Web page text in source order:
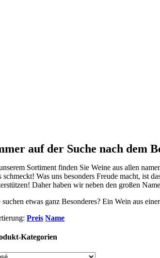
auf der Suche nach dem
Sortiment finden Sie Weine aus allen
schmeckt! Was uns besonders Freude macht, ist
Daher haben wir neben den großen
suchen etwas ganz Besonderes? Ein Wein aus
Preis Name
Kategorien